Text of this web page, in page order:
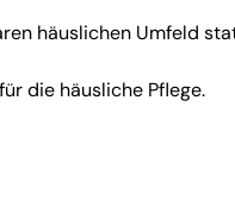
häuslichen Umfeld
die häusliche Pflege.